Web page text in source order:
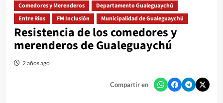
Comedores y Merenderos
Departamento Gualeguaychú
Entre Ríos
FM Inclusión Municipalidad de Gualeguaychú
Resistencia de los comedores y
merenderos de Gualeguaychú
2 años ago
Compartir en